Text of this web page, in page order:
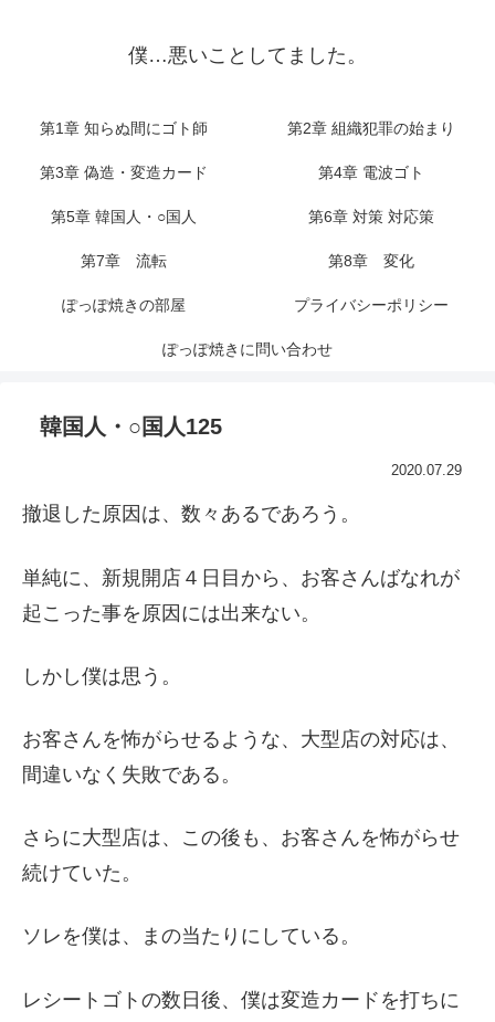
僕…悪いことしてました。
第1章 知らぬ間にゴト師 第2章 組織犯罪の始まり
第3章 偽造・変造カード 第4章 電波ゴト
第5章 韓国人・○国人 第6章 対策 対応策
第7章 流転 第8章 変化
ぽっぽ焼きの部屋 プライバシーポリシー
ぽっぽ焼きに問い合わせ
韓国人・○国人125
2020.07.29
撤退した原因は、数々あるであろう。
単純に、新規開店４日目から、お客さんばなれが
起こった事を原因には出来ない。
しかし僕は思う。
お客さんを怖がらせるような、大型店の対応は、
間違いなく失敗である。
さらに大型店は、この後も、お客さんを怖がらせ
続けていた。
ソレを僕は、まの当たりにしている。
レシートゴトの数日後、僕は変造カードを打ちに